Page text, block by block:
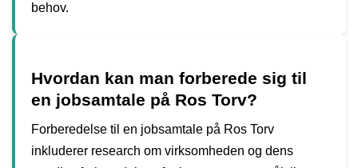
behov.
Hvordan kan man forberede sig til
en jobsamtale på Ros Torv?
Forberedelse til en jobsamtale på Ros Torv
inkluderer research om virksomheden og dens